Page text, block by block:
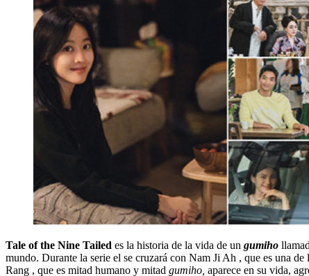
Tale of the Nine Tailed es la historia de la vida de un gumiho
mundo. Durante la serie el se cruzará con Nam Ji Ah , que es una
Rang , que es mitad humano y mitad gumiho, aparece en su vida,